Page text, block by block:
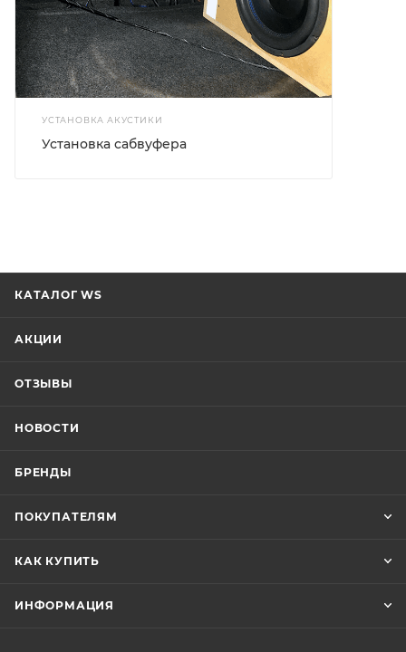
УСТАНОВКА АКУСТИКИ
Установка сабвуфера
КАТАЛОГ WS
АКЦИИ
ОТЗЫВЫ
НОВОСТИ
БРЕНДЫ
ПОКУПАТЕЛЯМ
КАК КУПИТЬ
ИНФОРМАЦИЯ